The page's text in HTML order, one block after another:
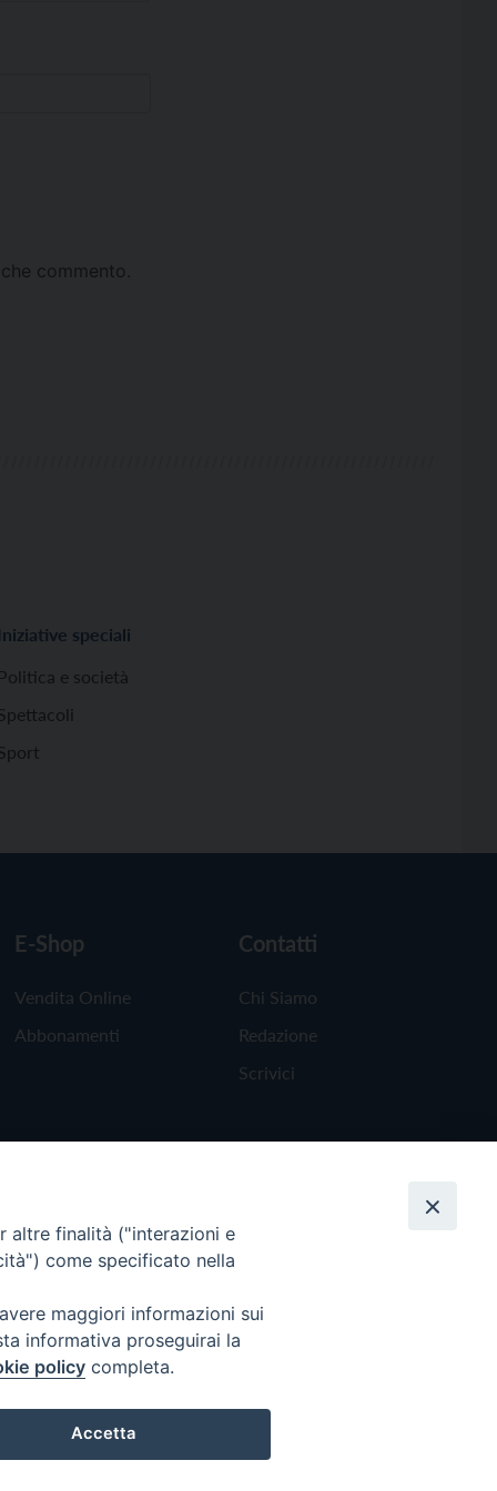
commento.
Iniziative speciali
Politica e società
E-Shop
Vendita Online
Abbonamenti
Contatti
Chi Siamo
Redazione
Scrivici
altre finalità ("interazioni e
come specificato nella
maggiori informazioni sui
informativa proseguirai la
policy completa.
Accetta